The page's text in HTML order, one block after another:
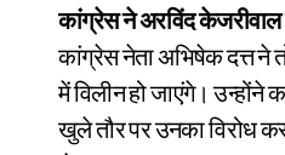
कांग्रेस ने अरविंद
कांग्रेस नेता अभिषेक दत्त ने
में विलीन हो जाएंगे।
खुले तौर पर उनका विरोध कर